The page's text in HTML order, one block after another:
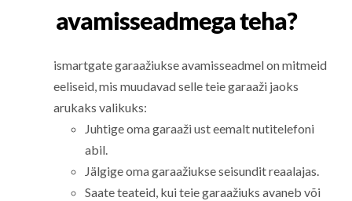
avamisseadmega teha?
ismartgate garaažiukse avamisseadmel on mitmeid
eeliseid, mis muudavad selle teie garaaži jaoks
arukaks valikuks:
Juhtige oma garaaži ust eemalt nutitelefoni
abil.
Jälgige oma garaažiukse seisundit reaalajas.
Saate teateid, kui teie garaažiuks avaneb või